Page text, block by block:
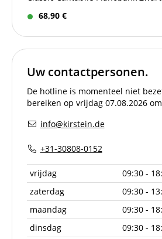
68,90 €
Uw contactpersonen.
De hotline is momenteel niet
bereiken op vrijdag 07.08.2026
info@kirstein.de
+31-30808-0152
vrijdag
09:30 -
zaterdag
09:30 -
maandag
09:30 -
dinsdag
09:30 -